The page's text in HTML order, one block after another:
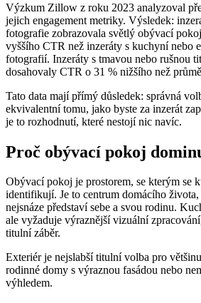
Výzkum Zillow z roku 2023 analyzoval
jejich engagement metriky. Výsledek:
fotografie zobrazovala světlý obývací
vyššího CTR než inzeráty s kuchyní nebo
fotografií. Inzeráty s tmavou nebo rušnou
dosahovaly CTR o 31 % nižšího než
Tato data mají přímý důsledek: správná
ekvivalentní tomu, jako byste za inzerát
je to rozhodnutí, které nestojí nic navíc.
Proč obývací pokoj
Obývací pokoj je prostorem, se kterým se
identifikují. Je to centrum domácího
nejsnáze představí sebe a svou rodinu.
ale vyžaduje výraznější vizuální
titulní záběr.
Exteriér je nejslabší titulní volba pro
rodinné domy s výraznou fasádou nebo
výhledem.